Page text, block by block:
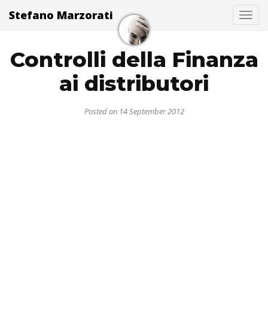
Stefano Marzorati
Controlli della Finanza
ai distributori
Posted on 14 September 2012